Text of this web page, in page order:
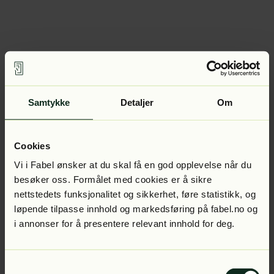
Samtykke Detaljer Om
Cookies
Vi i Fabel ønsker at du skal få en god opplevelse når du
besøker oss. Formålet med cookies er å sikre
nettstedets funksjonalitet og sikkerhet, føre statistikk, og
løpende tilpasse innhold og markedsføring på fabel.no og
i annonser for å presentere relevant innhold for deg.